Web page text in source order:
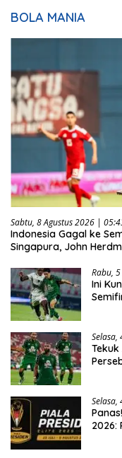
BOLA MANIA
Sabtu, 8 Agustus 2026 |
Indonesia Gagal ke
Singapura, John
Rabu,
Ini
Selasa,
Selasa,
2026: